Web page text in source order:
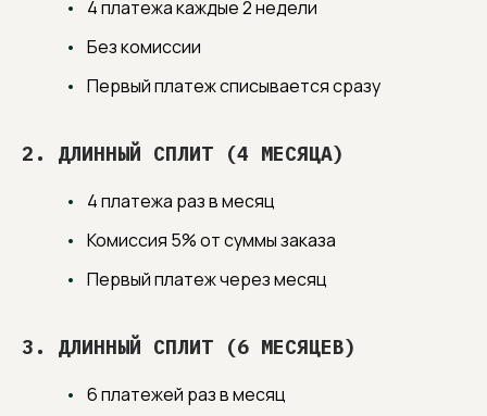
4 платежа каждые 2 недели
Без комиссии
Первый платеж списывается сразу
2. ДЛИННЫЙ СПЛИТ (4 МЕСЯЦА)
4 платежа раз в месяц
Комиссия 5% от суммы заказа
Первый платеж через месяц
3. ДЛИННЫЙ СПЛИТ (6 МЕСЯЦЕВ)
6 платежей раз в месяц
почтовую рассылку
ПОДПИСАТЬСЯ
коллекциях мебели и получайте